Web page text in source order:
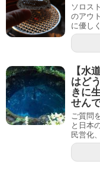
ソロス
のアウ
に優し
【水
はど
きに
せん
ご質問
と日本
民営化